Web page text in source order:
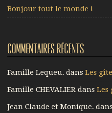
Bonjour tout le monde !
Commentaires récents
Famille Lequeu. dans Les
Famille CHEVALIER dans Les
Jean Claude et Monique. dans